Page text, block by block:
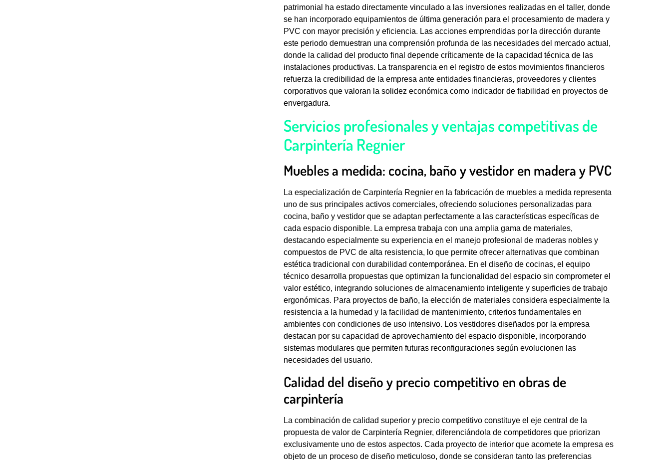
patrimonial ha estado directamente vinculado a las inversiones realizadas en el taller, donde
se han incorporado equipamientos de última generación para el procesamiento de madera y
PVC con mayor precisión y eficiencia. Las acciones emprendidas por la dirección durante
este periodo demuestran una comprensión profunda de las necesidades del mercado actual,
donde la calidad del producto final depende críticamente de la capacidad técnica de las
instalaciones productivas. La transparencia en el registro de estos movimientos financieros
refuerza la credibilidad de la empresa ante entidades financieras, proveedores y clientes
corporativos que valoran la solidez económica como indicador de fiabilidad en proyectos de
envergadura.
Servicios profesionales y ventajas competitivas de
Carpintería Regnier
Muebles a medida: cocina, baño y vestidor en madera y PVC
La especialización de Carpintería Regnier en la fabricación de muebles a medida representa
uno de sus principales activos comerciales, ofreciendo soluciones personalizadas para
cocina, baño y vestidor que se adaptan perfectamente a las características específicas de
cada espacio disponible. La empresa trabaja con una amplia gama de materiales,
destacando especialmente su experiencia en el manejo profesional de maderas nobles y
compuestos de PVC de alta resistencia, lo que permite ofrecer alternativas que combinan
estética tradicional con durabilidad contemporánea. En el diseño de cocinas, el equipo
técnico desarrolla propuestas que optimizan la funcionalidad del espacio sin comprometer el
valor estético, integrando soluciones de almacenamiento inteligente y superficies de trabajo
ergonómicas. Para proyectos de baño, la elección de materiales considera especialmente la
resistencia a la humedad y la facilidad de mantenimiento, criterios fundamentales en
ambientes con condiciones de uso intensivo. Los vestidores diseñados por la empresa
destacan por su capacidad de aprovechamiento del espacio disponible, incorporando
sistemas modulares que permiten futuras reconfiguraciones según evolucionen las
necesidades del usuario.
Calidad del diseño y precio competitivo en obras de
carpintería
La combinación de calidad superior y precio competitivo constituye el eje central de la
propuesta de valor de Carpintería Regnier, diferenciándola de competidores que priorizan
exclusivamente uno de estos aspectos. Cada proyecto de interior que acomete la empresa es
objeto de un proceso de diseño meticuloso, donde se consideran tanto las preferencias